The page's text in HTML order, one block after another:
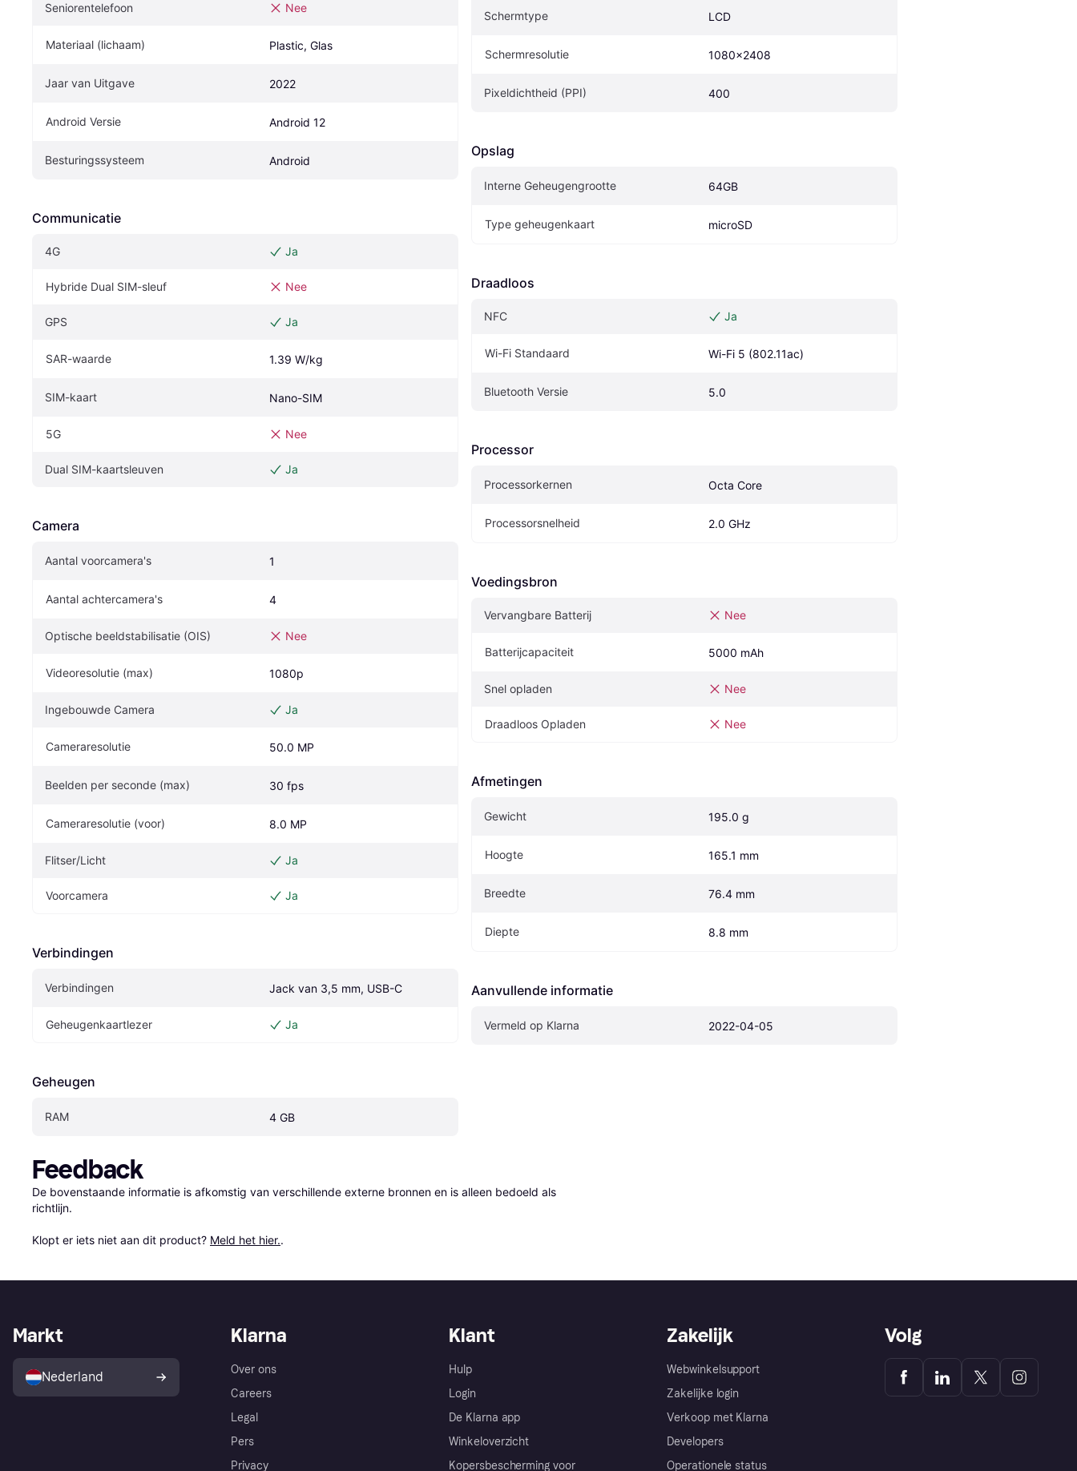
Seniorentelefoon Nee
Materiaal (lichaam) Plastic, Glas
Jaar van Uitgave 2022
Android Versie Android 12
Besturingssysteem Android
Communicatie
4G Ja
Hybride Dual SIM-sleuf Nee
GPS Ja
SAR-waarde 1.39 W/kg
SIM-kaart Nano-SIM
5G Nee
Dual SIM-kaartsleuven Ja
Camera
Aantal voorcamera's 1
Aantal achtercamera's 4
Optische beeldstabilisatie (OIS) Nee
Videoresolutie (max) 1080p
Ingebouwde Camera Ja
Cameraresolutie 50.0 MP
Beelden per seconde (max) 30 fps
Cameraresolutie (voor) 8.0 MP
Flitser/Licht Ja
Voorcamera Ja
Verbindingen
Verbindingen Jack van 3,5 mm, USB-C
Geheugenkaartlezer Ja
Geheugen
RAM 4 GB
Schermtype LCD
Schermresolutie 1080x2408
Pixeldichtheid (PPI) 400
Opslag
Interne Geheugengrootte 64GB
Type geheugenkaart microSD
Draadloos
NFC Ja
Wi-Fi Standaard Wi-Fi 5 (802.11ac)
Bluetooth Versie 5.0
Processor
Processorkernen Octa Core
Processorsnelheid 2.0 GHz
Voedingsbron
Vervangbare Batterij Nee
Batterijcapaciteit 5000 mAh
Snel opladen Nee
Draadloos Opladen Nee
Afmetingen
Gewicht 195.0 g
Hoogte 165.1 mm
Breedte 76.4 mm
Diepte 8.8 mm
Aanvullende informatie
Vermeld op Klarna 2022-04-05
Feedback
De bovenstaande informatie is afkomstig van verschillende externe bronnen en is alleen bedoeld als
richtlijn.
Klopt er iets niet aan dit product? Meld het hier..
Klarna
Over ons
Careers
Legal
Pers
Privacy
Klant
Hulp
Login
De Klarna app
Winkeloverzicht
Kopersbescherming voor
Zakelijk
Webwinkelsupport
Zakelijke login
Verkoop met Klarna
Developers
Operationele status
Markt
Nederland
Volg